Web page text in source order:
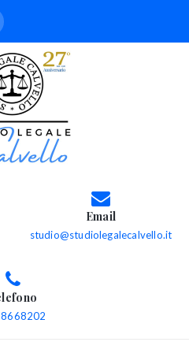
Email
studio@studiolegalecalvello.it